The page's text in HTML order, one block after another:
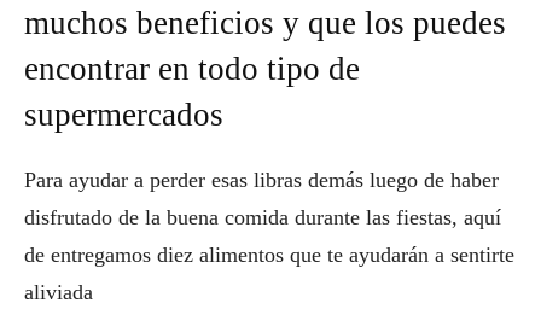
muchos beneficios y que los puedes
encontrar en todo tipo de
supermercados
Para ayudar a perder esas libras demás luego de haber
disfrutado de la buena comida durante las fiestas, aquí
de entregamos diez alimentos que te ayudarán a sentirte
aliviada